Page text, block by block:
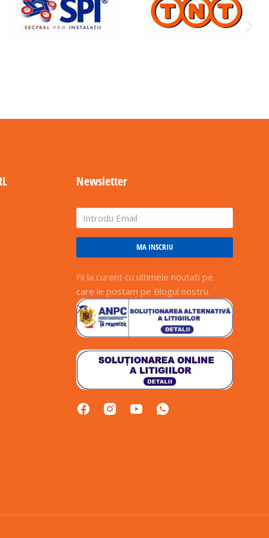
Newsletter
MA INSCRIU
Fii la curent cu ultimele noutati pe
care le postam pe Blogul nostru.